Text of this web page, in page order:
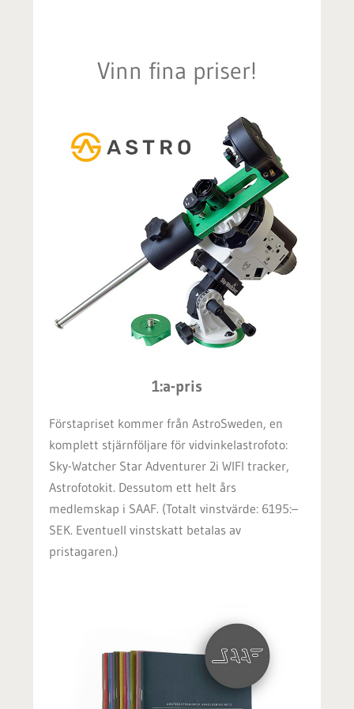
Vinn fina priser!
1:a-pris
Förstapriset kommer från AstroSweden, en
komplett stjärnföljare för vidvinkelastrofoto:
Sky-Watcher Star Adventurer 2i WIFI tracker,
Astrofotokit. Dessutom ett helt års
medlemskap i SAAF. (Totalt vinstvärde: 6195:–
SEK. Eventuell vinstskatt betalas av
pristagaren.)